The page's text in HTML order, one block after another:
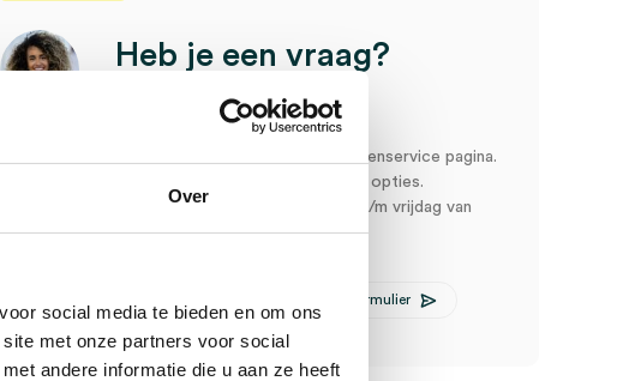
Over
social media te bieden en om ons
met onze partners voor social
andere informatie die u aan ze heeft
Heb je een vraag?
Vind je antwoord snel en makkelijk op onze klantenservice pagina.
Of contacteer ons via een van de onderstaande opties.
Onze klantenservice is bereikbaar van maandag t/m vrijdag van
08:30 tot 17:00
Contactformulier